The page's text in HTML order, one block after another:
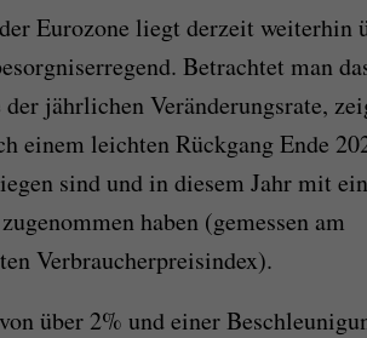
Eurozone liegt derzeit weiterhin
Betrachtet man
jährlichen Veränderungsrate,
einem leichten Rückgang Ende
sind und in diesem Jahr mit
haben (gemessen am
Verbraucherpreisindex).
über 2% und einer